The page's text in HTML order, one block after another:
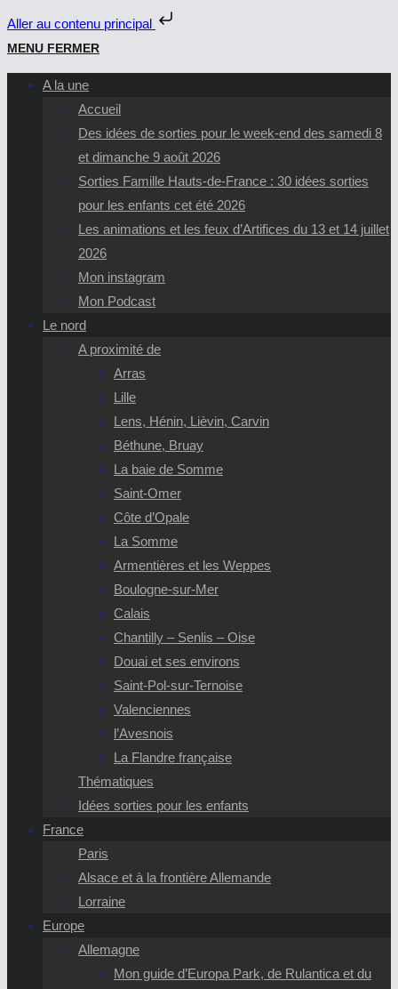
Aller au contenu principal
Skip
to
content
MENU FERMER
A la une
Accueil
Des idées de sorties pour le week-end des samedi 8
et dimanche 9 août 2026
Sorties Famille Hauts-de-France : 30 idées sorties
pour les enfants cet été 2026
Les animations et les feux d’Artifices du 13 et 14 juillet
2026
Mon instagram
Mon Podcast
Le nord
A proximité de
Arras
Lille
Lens, Hénin, Lièvin, Carvin
Béthune, Bruay
La baie de Somme
Saint-Omer
Côte d’Opale
La Somme
Armentières et les Weppes
Boulogne-sur-Mer
Calais
Chantilly – Senlis – Oise
Douai et ses environs
Saint-Pol-sur-Ternoise
Valenciennes
l’Avesnois
La Flandre française
Thématiques
Idées sorties pour les enfants
France
Paris
Alsace et à la frontière Allemande
Lorraine
Europe
Allemagne
Mon guide d’Europa Park, de Rulantica et du